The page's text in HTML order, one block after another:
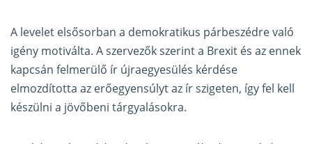
A levelet elsősorban a demokratikus párbeszédre való
igény motiválta. A szervezők szerint a Brexit és az ennek
kapcsán felmerülő ír újraegyesülés kérdése
elmozdította az erőegyensúlyt az ír szigeten, így fel kell
készülni a jövőbeni tárgyalásokra.